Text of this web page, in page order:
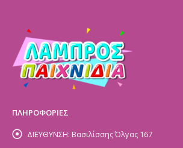
ΠΛΗΡΟΦΟΡΙΕΣ
ΔΙΕΥΘΥΝΣΗ: Βασιλίσσης Όλγας 167